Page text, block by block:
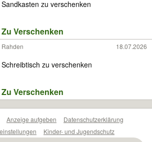
Sandkasten zu verschenken
Zu Verschenken
Rahden 18.07.2026
Schreibtisch zu verschenken
Zu Verschenken
Anzeige aufgeben
Datenschutzerklärung
Kinder- und Jugendschutz